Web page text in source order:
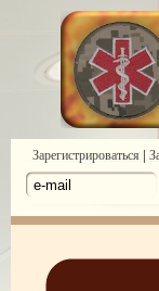
Зарегистрироваться |